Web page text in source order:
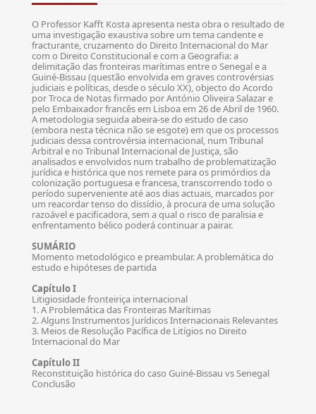
O Professor Kafft Kosta apresenta nesta obra o resultado de
uma investigação exaustiva sobre um tema candente e
fracturante, cruzamento do Direito Internacional do Mar
com o Direito Constitucional e com a Geografia: a
delimitação das fronteiras marítimas entre o Senegal e a
Guiné-Bissau (questão envolvida em graves controvérsias
judiciais e políticas, desde o século XX), objecto do Acordo
por Troca de Notas firmado por António Oliveira Salazar e
pelo Embaixador francês em Lisboa em 26 de Abril de 1960.
A metodologia seguida abeira-se do estudo de caso
(embora nesta técnica não se esgote) em que os processos
judiciais dessa controvérsia internacional, num Tribunal
Arbitral e no Tribunal Internacional de Justiça, são
analisados e envolvidos num trabalho de problematização
jurídica e histórica que nos remete para os primórdios da
colonização portuguesa e francesa, transcorrendo todo o
período superveniente até aos dias actuais, marcados por
um reacordar tenso do dissídio, à procura de uma solução
razoável e pacificadora, sem a qual o risco de paralisia e
enfrentamento bélico poderá continuar a pairar.
SUMÁRIO
Momento metodológico e preambular. A problemática do
estudo e hipóteses de partida
Capítulo I
Litigiosidade fronteiriça internacional
1. A Problemática das Fronteiras Marítimas
2. Alguns Instrumentos Jurídicos Internacionais Relevantes
3. Meios de Resolução Pacífica de Litígios no Direito
Internacional do Mar
Capítulo II
Reconstituição histórica do caso Guiné-Bissau vs Senegal
Conclusão